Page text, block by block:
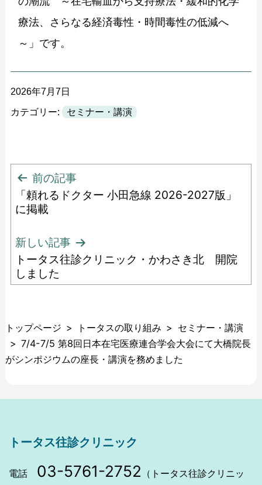
療法、さらなる経済毒性・時間毒性の低減へ
～」です。
2026年7月7日
カテゴリー: セミナー・講演
投
稿
ナ
ビ
ゲ
ー
ョ
ン
前の記事
「頼れるドクター 小田急線 2026-2027版」
に掲載
新しい記事
トータス往診クリニック・かわさき北 開院
しました
トップページ トータスの取り組み
セミナー・講演
7/4-7/5 第8回日本在宅医療連合学会大会にて大橋院長
がシンポジウムの座長・講演を務めました
トータス往診クリニック
電話 03-5761-2752 （トータス往診クリニッ